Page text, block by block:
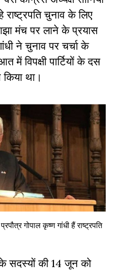
राष्ट्रपति चुनाव के लिए
मंच पर लाने के प्रयास
ने चुनाव पर चर्चा के
में विपक्षी पार्टियों के दस
था।
गोपाल कृष्ण गांधी हैं राष्ट्रपति
के सदस्यों की 14 जून को